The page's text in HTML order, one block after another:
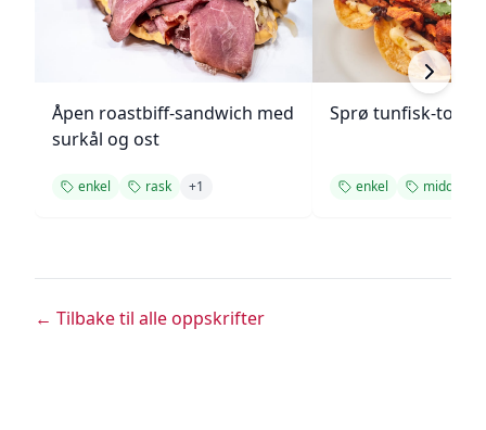
Åpen roastbiff-sandwich med
surkål og ost
enkel rask +1
Sprø tunfisk-
enkel middag
← Tilbake til alle oppskrifter